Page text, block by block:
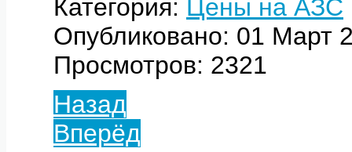
Категория: Цены на АЗС
Опубликовано: 01 Март
Просмотров: 2321
Назад
Вперёд